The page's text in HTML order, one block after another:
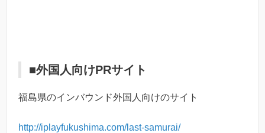
■外国人向けPRサイト
福島県のインバウンド外国人向けのサイト
http://iplayfukushima.com/last-samurai/